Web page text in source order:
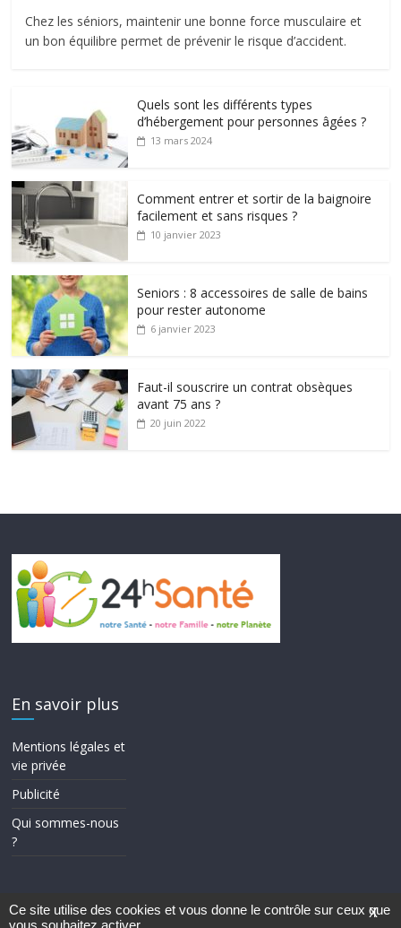
Chez les séniors, maintenir une bonne force musculaire et
un bon équilibre permet de prévenir le risque d’accident.
Quels sont les différents types
d’hébergement pour personnes âgées ?
13 mars 2024
Comment entrer et sortir de la baignoire
facilement et sans risques ?
10 janvier 2023
Seniors : 8 accessoires de salle de bains
pour rester autonome
6 janvier 2023
Faut-il souscrire un contrat obsèques
avant 75 ans ?
20 juin 2022
En savoir plus
Mentions légales et
vie privée
Publicité
Qui sommes-nous
?
X
Ce site utilise des cookies et vous donne le contrôle sur ceux que
vous souhaitez activer